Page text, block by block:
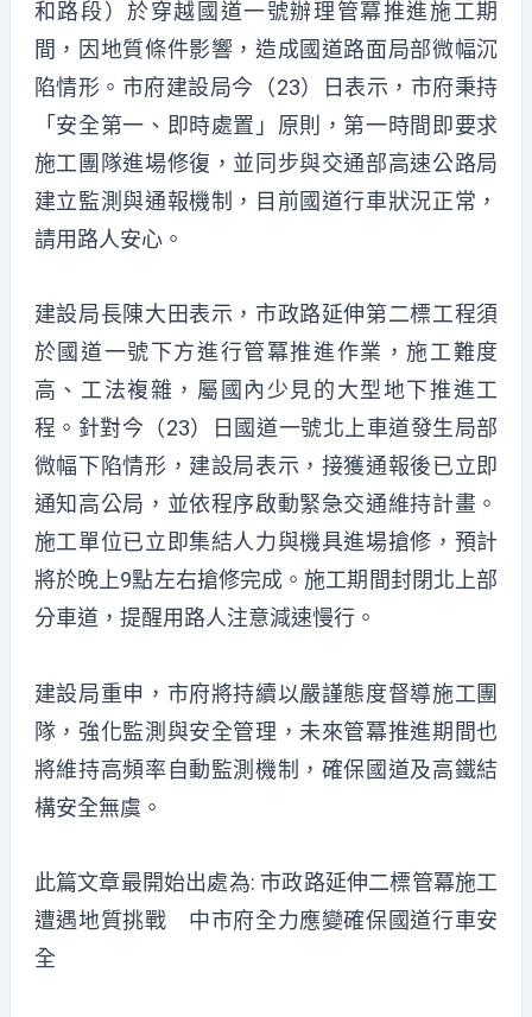
和路段）於穿越國道一號辦理管冪推進施工期
間，因地質條件影響，造成國道路面局部微幅沉
陷情形。市府建設局今（23）日表示，市府秉持
「安全第一、即時處置」原則，第一時間即要求
施工團隊進場修復，並同步與交通部高速公路局
建立監測與通報機制，目前國道行車狀況正常，
請用路人安心。
建設局長陳大田表示，市政路延伸第二標工程須
於國道一號下方進行管冪推進作業，施工難度
高、工法複雜，屬國內少見的大型地下推進工
程。針對今（23）日國道一號北上車道發生局部
微幅下陷情形，建設局表示，接獲通報後已立即
通知高公局，並依程序啟動緊急交通維持計畫。
施工單位已立即集結人力與機具進場搶修，預計
將於晚上9點左右搶修完成。施工期間封閉北上部
分車道，提醒用路人注意減速慢行。
建設局重申，市府將持續以嚴謹態度督導施工團
隊，強化監測與安全管理，未來管冪推進期間也
將維持高頻率自動監測機制，確保國道及高鐵結
構安全無虞。
此篇文章最開始出處為: 市政路延伸二標管冪施工
遭遇地質挑戰 中市府全力應變確保國道行車安
全